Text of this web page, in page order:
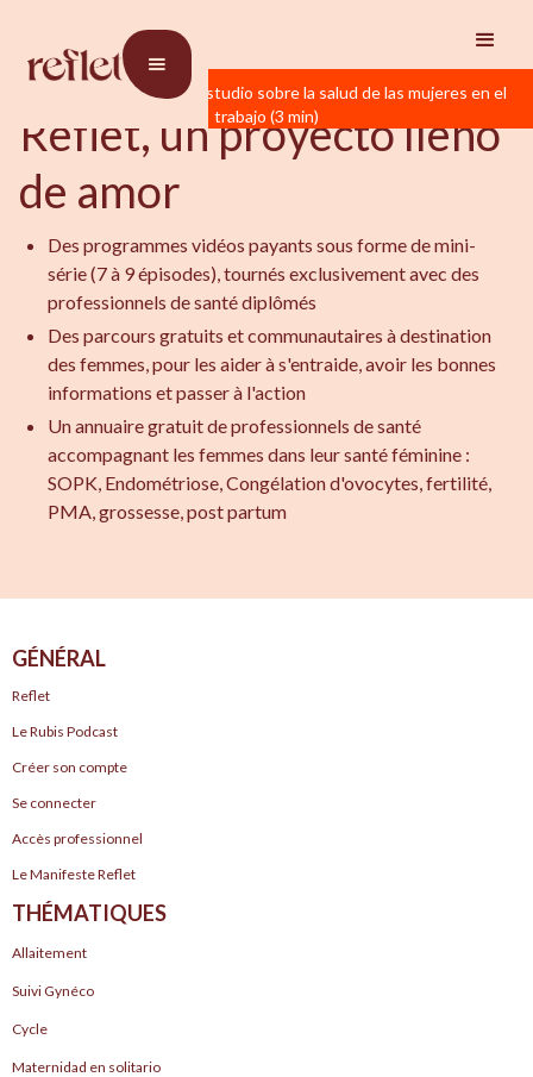
👉 Participo en el gran estudio sobre la salud de las mujeres en el
trabajo (3 min)
Reflet Nuestras Intenciones
EL MANIFIESTO
Reflet, un proyecto lleno
de amor
Des programmes vidéos payants sous forme de mini-
série (7 à 9 épisodes), tournés exclusivement avec des
professionnels de santé diplômés
Des parcours gratuits et communautaires à destination
des femmes, pour les aider à s'entraide, avoir les bonnes
informations et passer à l'action
Un annuaire gratuit de professionnels de santé
accompagnant les femmes dans leur santé féminine :
SOPK, Endométriose, Congélation d'ovocytes, fertilité,
PMA, grossesse, post partum
GÉNÉRAL
Reflet
Le Rubis Podcast
Créer son compte
Se connecter
Accès professionnel
Le Manifeste Reflet
THÉMATIQUES
Allaitement
Suivi Gynéco
Cycle
Maternidad en solitario